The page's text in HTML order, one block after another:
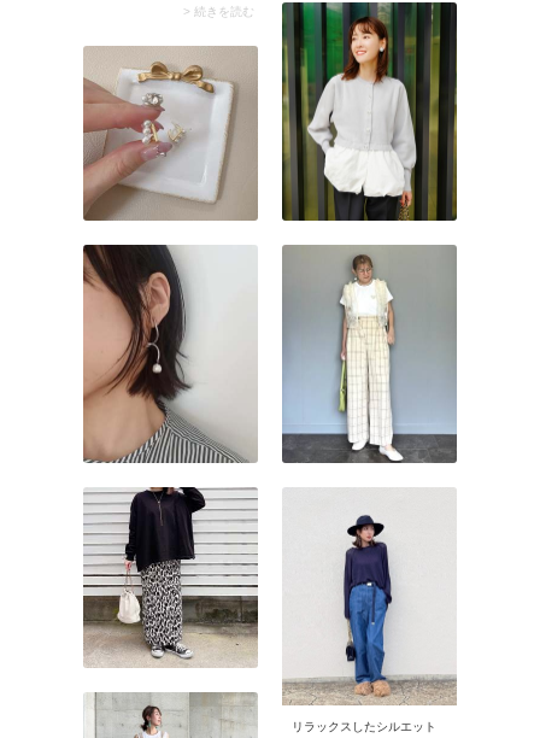
躍。カジュアルやマニッシ
もおすすめです。さりげな
い女性らしさを加えてくれ
ますよ。
> 続きを読む
リラックスしたシルエット